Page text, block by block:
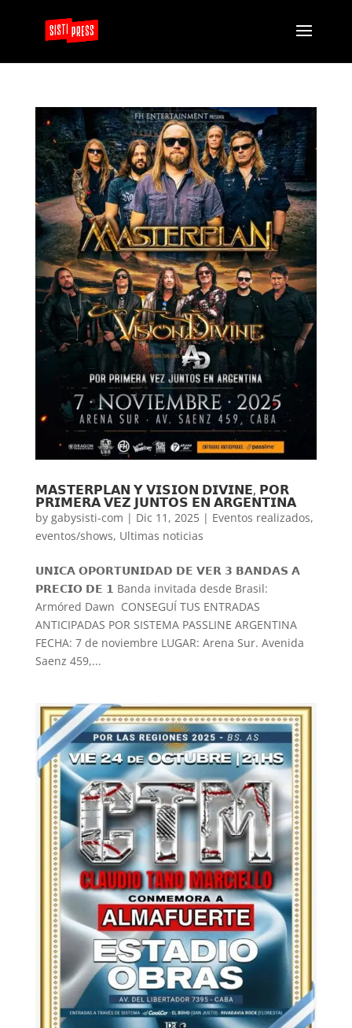
𝗠𝗔𝗦𝗧𝗘𝗥𝗣𝗟𝗔𝗡 𝗬 𝗩𝗜𝗦𝗜𝗢𝗡 𝗗𝗜𝗩𝗜𝗡𝗘, 𝗣𝗢𝗥
𝗣𝗥𝗜𝗠𝗘𝗥𝗔 𝗩𝗘𝗭 𝗝𝗨𝗡𝗧𝗢𝗦 𝗘𝗡 𝗔𝗥𝗚𝗘𝗡𝗧𝗜𝗡𝗔
by gabysisti-com | Dic 11, 2025| Eventos realizados,
eventos/shows, Ultimas noticias
𝗨𝗡𝗜𝗖𝗔 𝗢𝗣𝗢𝗥𝗧𝗨𝗡𝗜𝗗𝗔𝗗 𝗗𝗘 𝗩𝗘𝗥 𝟯 𝗕𝗔𝗡𝗗𝗔𝗦 𝗔
𝗣𝗥𝗘𝗖𝗜𝗢 𝗗𝗘 𝟭 Banda invitada desde Brasil:
Armóred Dawn CONSEGUÍ TUS ENTRADAS
ANTICIPADAS POR SISTEMA PASSLINE ARGENTINA
FECHA: 7 de noviembre LUGAR: Arena Sur. Avenida
Saenz 459,...